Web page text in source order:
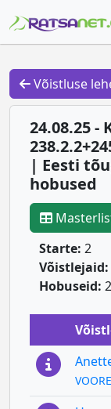
Võistluse
24.08.25 -
| Eesti
hobused
Starte: 2
Võistlejaid:
Hobuseid: 2